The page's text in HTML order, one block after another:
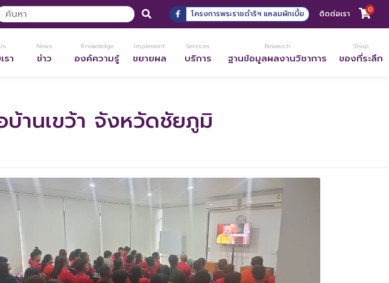
โครงการพระราชดำริฯ แหลมผักเบี้ย ติดต่อเรา 0
รา
News
ข่าว
Knowledge
องค์ความรู้
Implement
ขยายผล
Services
บริการ
Research
ฐานข้อมูลผลงานวิชาการ
Shop
ของที่ระลึก
านเขว้า จังหวัดชัยภูมิ